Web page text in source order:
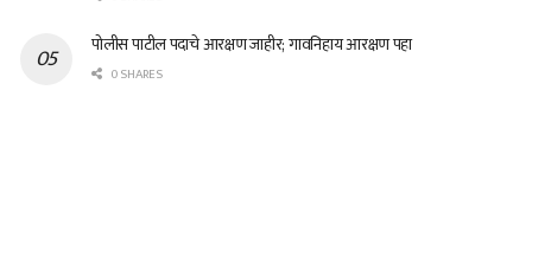
पोलीस पाटील पदाचे आरक्षण जाहीर; गावनिहाय आरक्षण पहा
0 SHARES